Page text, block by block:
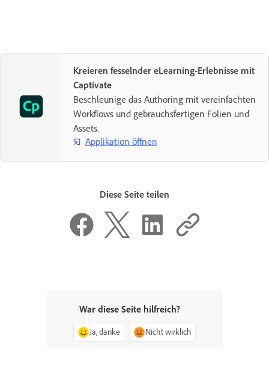
Kreieren fesselnder eLearning-Erlebnisse mit
Captivate
Beschleunige das Authoring mit vereinfachten
Workflows und gebrauchsfertigen Folien und
Assets.
Applikation öffnen
Diese Seite teilen
War diese Seite hilfreich?
Ja, danke Nicht wirklich